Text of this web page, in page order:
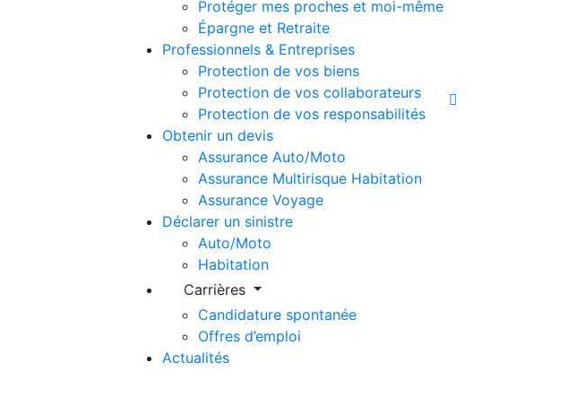
Protéger mes proches et moi-même
Épargne et Retraite
Professionnels & Entreprises
Protection de vos biens
Protection de vos collaborateurs
Protection de vos responsabilités
Obtenir un devis
Assurance Auto/Moto
Assurance Multirisque Habitation
Assurance Voyage
Déclarer un sinistre
Auto/Moto
Habitation
Carrières
Candidature spontanée
Offres d’emploi
Actualités